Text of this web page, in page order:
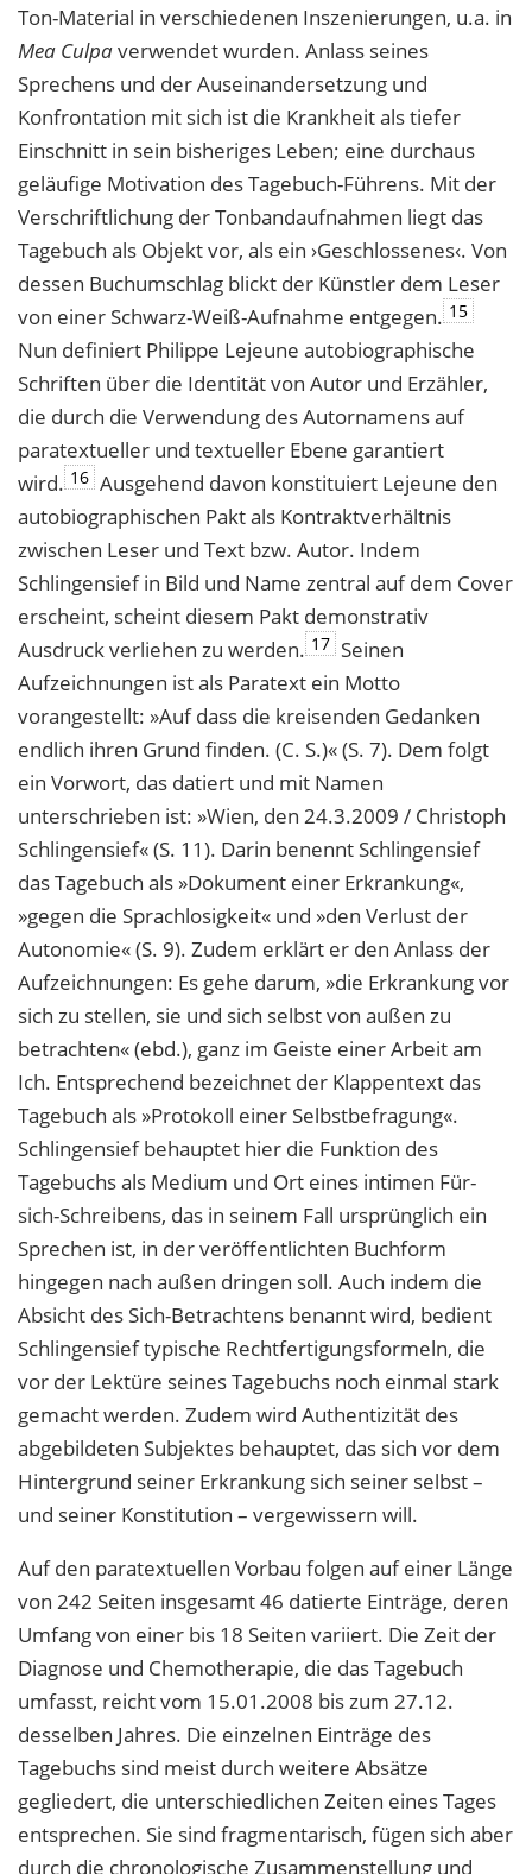
Ton-Material in verschiedenen Inszenierungen, u.a. in
Mea Culpaverwendet wurden. Anlass seines
Sprechens und der Auseinandersetzung und
Konfrontation mit sich ist die Krankheit als tiefer
Einschnitt in sein bisheriges Leben; eine durchaus
geläufige Motivation des Tagebuch-Führens. Mit der
Verschriftlichung der Tonbandaufnahmen liegt das
Tagebuch als Objekt vor, als ein ›Geschlossenes‹. Von
dessen Buchumschlag blickt der Künstler dem Leser
von einer Schwarz-Weiß-Aufnahme entgegen. 15
Nun definiert Philippe Lejeune autobiographische
Schriften über die Identität von Autor und Erzähler,
die durch die Verwendung des Autornamens auf
paratextueller und textueller Ebene garantiert
wird. 16 Ausgehend davon konstituiert Lejeune den
autobiographischen Pakt als Kontraktverhältnis
zwischen Leser und Text bzw. Autor. Indem
Schlingensief in Bild und Name zentral auf dem Cover
erscheint, scheint diesem Pakt demonstrativ
Ausdruck verliehen zu werden. 17 Seinen
Aufzeichnungen ist als Paratext ein Motto
vorangestellt: »Auf dass die kreisenden Gedanken
endlich ihren Grund finden. (C. S.)« (S. 7). Dem folgt
ein Vorwort, das datiert und mit Namen
unterschrieben ist: »Wien, den 24.3.2009 / Christoph
Schlingensief« (S. 11). Darin benennt Schlingensief
das Tagebuch als »Dokument einer Erkrankung«,
»gegen die Sprachlosigkeit« und »den Verlust der
Autonomie« (S. 9). Zudem erklärt er den Anlass der
Aufzeichnungen: Es gehe darum, »die Erkrankung vor
sich zu stellen, sie und sich selbst von außen zu
betrachten« (ebd.), ganz im Geiste einer Arbeit am
Ich. Entsprechend bezeichnet der Klappentext das
Tagebuch als »Protokoll einer Selbstbefragung«.
Schlingensief behauptet hier die Funktion des
Tagebuchs als Medium und Ort eines intimen Für-
sich-Schreibens, das in seinem Fall ursprünglich ein
Sprechen ist, in der veröffentlichten Buchform
hingegen nach außen dringen soll. Auch indem die
Absicht des Sich-Betrachtens benannt wird, bedient
Schlingensief typische Rechtfertigungsformeln, die
vor der Lektüre seines Tagebuchs noch einmal stark
gemacht werden. Zudem wird Authentizität des
abgebildeten Subjektes behauptet, das sich vor dem
Hintergrund seiner Erkrankung sich seiner selbst –
und seiner Konstitution – vergewissern will.
Auf den paratextuellen Vorbau folgen auf einer Länge
von 242 Seiten insgesamt 46 datierte Einträge, deren
Umfang von einer bis 18 Seiten variiert. Die Zeit der
Diagnose und Chemotherapie, die das Tagebuch
umfasst, reicht vom 15.01.2008 bis zum 27.12.
desselben Jahres. Die einzelnen Einträge des
Tagebuchs sind meist durch weitere Absätze
gegliedert, die unterschiedlichen Zeiten eines Tages
entsprechen. Sie sind fragmentarisch, fügen sich aber
durch die chronologische Zusammenstellung und